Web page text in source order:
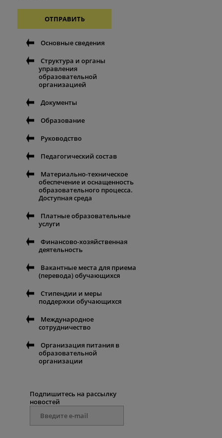
ОТПРАВИТЬ
Основные сведения
Структура и органы
управления
образовательной
организацией
Документы
Образование
Руководство
Педагогический состав
Материально-техническое
обеспечение и оснащенность
образовательного процесса.
Доступная среда
Платные образовательные
услуги
Финансово-хозяйственная
деятельность
Вакантные места для приема
(перевода) обучающихся
Стипендии и меры
поддержки обучающихся
Международное
сотрудничество
Организация питания в
образовательной
организации
Подпишитесь на рассылку
новостей